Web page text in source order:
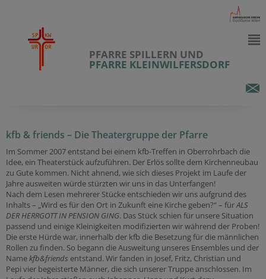
PFARRE SPILLERN UND
PFARRE KLEINWILFERSDORF
kfb & friends – Die Theatergruppe der Pfarre
Im Sommer 2007 entstand bei einem kfb-Treffen in Oberrohrbach die
Idee, ein Theaterstück aufzuführen. Der Erlös sollte dem Kirchenneubau
zu Gute kommen. Nicht ahnend, wie sich dieses Projekt im Laufe der
Jahre ausweiten würde stürzten wir uns in das Unterfangen!
Nach dem Lesen mehrerer Stücke entschieden wir uns aufgrund des
Inhalts – „Wird es für den Ort in Zukunft eine Kirche geben?“ – fürALS
DER HERRGOTT IN PENSION GING. Das Stück schien für unsere Situation
passend und einige Kleinigkeiten modifizierten wir während der Proben!
Die erste Hürde war, innerhalb der kfb die Besetzung für die männlichen
Rollen zu finden. So begann die Ausweitung unseres Ensembles und der
Namekfb&friends entstand. Wir fanden in Josef, Fritz, Christian und
Pepi vier begeisterte Männer, die sich unserer Truppe anschlossen. Im